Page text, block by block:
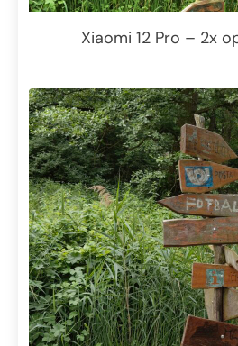
Xiaomi 12 Pro – 2x